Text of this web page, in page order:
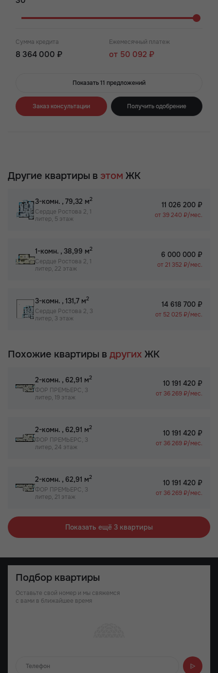
Сумма кредита
8 364 000 ₽
Ежемесячный платеж
от 50 092 ₽
Показать 11 предложений
Заказ консультации Получить одобрение
Другие квартиры в этом ЖК
3-комн. , 79,32 м2
Сердце Ростова 2, 1
литер, 5 этаж
11 026 200 ₽
от 39 240 ₽/мес.
1-комн. , 38,99 м2
Сердце Ростова 2, 1
литер, 22 этаж
6 000 000 ₽
от 21 352 ₽/мес.
3-комн. , 131,7 м2
Сердце Ростова 2, 3
литер, 3 этаж
14 618 700 ₽
от 52 025 ₽/мес.
Похожие квартиры в других ЖК
2-комн. , 62,91 м2
ФОР ПРЕМЬЕРС, 3
литер, 19 этаж
10 191 420 ₽
от 36 269 ₽/мес.
2-комн. , 62,91 м2
ФОР ПРЕМЬЕРС, 3
литер, 24 этаж
10 191 420 ₽
от 36 269 ₽/мес.
2-комн. , 62,91 м2
ФОР ПРЕМЬЕРС, 3
литер, 21 этаж
10 191 420 ₽
от 36 269 ₽/мес.
Показать ещё 3 квартиры
Подбор квартиры
Оставьте свой номер и мы свяжемся
с вами в ближайшее время